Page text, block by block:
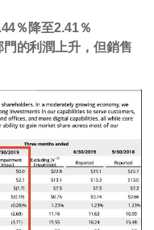
％降至2.41％
的利潤上升，但銷售